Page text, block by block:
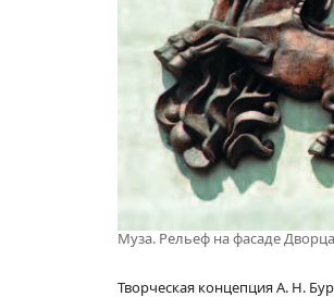
Муза. Рельеф на фасаде
Творческая концепция А. Н.